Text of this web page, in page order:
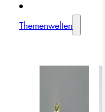
Themenwelten